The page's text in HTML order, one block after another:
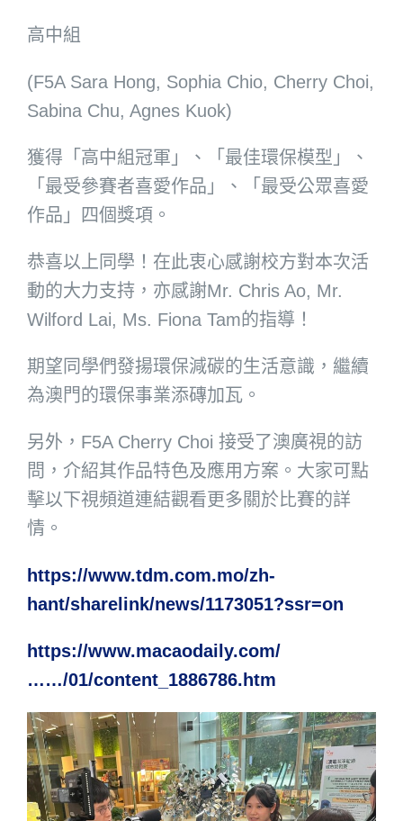
高中組
(F5A Sara Hong, Sophia Chio, Cherry Choi,
Sabina Chu, Agnes Kuok)
獲得「高中組冠軍」、「最佳環保模型」、
「最受參賽者喜愛作品」、「最受公眾喜愛
作品」四個獎項。
恭喜以上同學！在此衷心感謝校方對本次活
動的大力支持，亦感謝Mr. Chris Ao, Mr.
Wilford Lai, Ms. Fiona Tam的指導！
期望同學們發揚環保減碳的生活意識，繼續
為澳門的環保事業添磚加瓦。
另外，F5A Cherry Choi 接受了澳廣視的訪
問，介紹其作品特色及應用方案。大家可點
擊以下視頻道連結觀看更多關於比賽的詳
情。
https://www.tdm.com.mo/zh-
hant/sharelink/news/1173051?ssr=on
https://www.macaodaily.com/
……/01/content_1886786.htm